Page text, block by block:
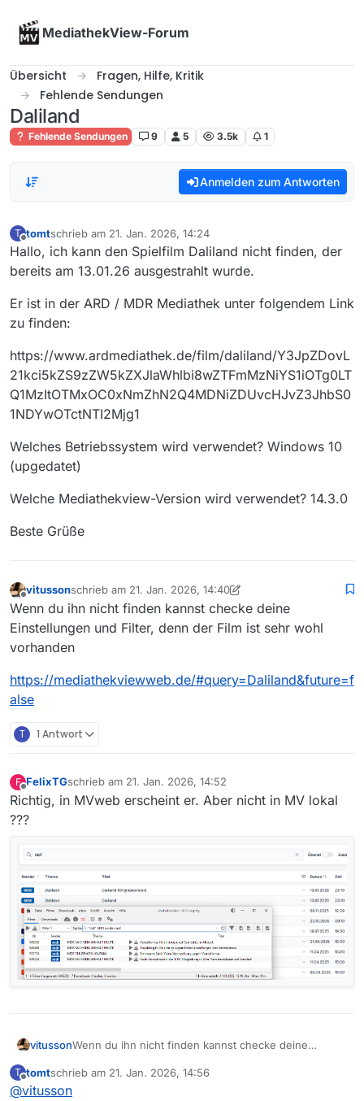
MediathekView-Forum
Übersicht
Fragen, Hilfe, Kritik
Fehlende Sendungen
Daliland
Fehlende Sendungen 9 5 3.5k 1
Anmelden zum Antworten
T
Offline
tomtschrieb am 21. Jan. 2026, 14:24
zuletzt editiert von
Hallo, ich kann den Spielfilm Daliland nicht finden, der
bereits am 13.01.26 ausgestrahlt wurde.
Er ist in der ARD / MDR Mediathek unter folgendem Link
zu finden:
https://www.ardmediathek.de/film/daliland/Y3JpZDovL
21kci5kZS9zZW5kZXJlaWhlbi8wZTFmMzNiYS1iOTg0LT
Q1MzItOTMxOC0xNmZhN2Q4MDNiZDUvcHJvZ3JhbS0
1NDYwOTctNTI2Mjg1
Welches Betriebssystem wird verwendet? Windows 10
(upgedatet)
Welche Mediathekview-Version wird verwendet? 14.3.0
Beste Grüße
Offline
vitussonschrieb am 21. Jan. 2026, 14:40
zuletzt editiert von vitusson
Wenn du ihn nicht finden kannst checke deine
Einstellungen und Filter, denn der Film ist sehr wohl
vorhanden
https://mediathekviewweb.de/#query=Daliland&future=f
alse
T 1 Antwort
F
Offline
FelixTGschrieb am 21. Jan. 2026, 14:52
zuletzt editiert von
Richtig, in MVweb erscheint er. Aber nicht in MV lokal
???
vitussonWenn du ihn nicht finden kannst checke deine
vorhanden
https://mediathekviewweb.de/#query=Daliland&future
T
Offline
tomtschrieb am 21. Jan. 2026, 14:56
zuletzt editiert von
@vitusson